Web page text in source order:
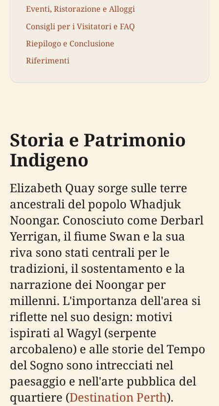
Eventi, Ristorazione e Alloggi
Consigli per i Visitatori e FAQ
Riepilogo e Conclusione
Riferimenti
Storia e Patrimonio
Indigeno
Elizabeth Quay sorge sulle terre
ancestrali del popolo Whadjuk
Noongar. Conosciuto come Derbarl
Yerrigan, il fiume Swan e la sua
riva sono stati centrali per le
tradizioni, il sostentamento e la
narrazione dei Noongar per
millenni. L'importanza dell'area si
riflette nel suo design: motivi
ispirati al Wagyl (serpente
arcobaleno) e alle storie del Tempo
del Sogno sono intrecciati nel
paesaggio e nell'arte pubblica del
quartiere (Destination Perth).